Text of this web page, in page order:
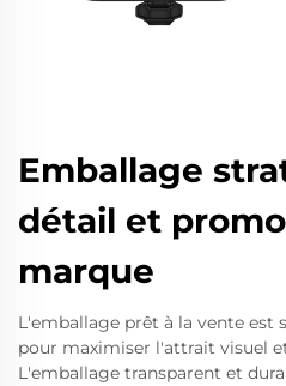
Emballage
détail et
marque
L'emballage prêt à la vente est
pour maximiser l'attrait visuel
L'emballage transparent et